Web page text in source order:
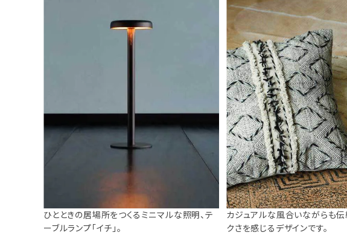
ひとときの居場所をつくるミニマルな照明、テ
ーブルランプ「イチ」。
カジュアルな風合いながらも伝
クさを感じるデザインです。